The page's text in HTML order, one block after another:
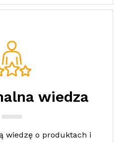
wiedza
wiedzę o produktach i